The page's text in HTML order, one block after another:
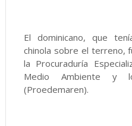
El dominicano, que
chinola sobre el terreno,
la Procuraduría
Medio Ambiente y
(Proedemaren).